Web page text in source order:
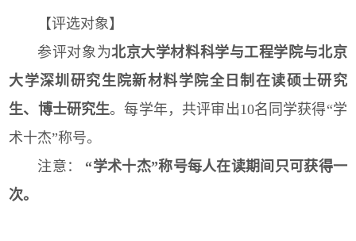
【评选对象】
参评对象为北京大学材料科学与工程学院与北京
大学深圳研究生院新材料学院全日制在读硕士研究
生、博士研究生。每学年，共评审出10名同学获得“学
术十杰”称号。
注意：
“学术十杰”称号每人在读期间只可获得一
次。